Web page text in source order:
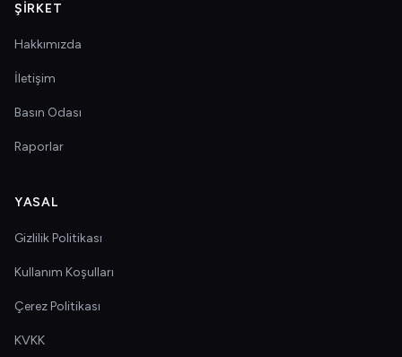
ŞIRKET
Hakkımızda
İletişim
Basın Odası
Raporlar
YASAL
Gizlilik Politikası
Kullanım Koşulları
Çerez Politikası
KVKK